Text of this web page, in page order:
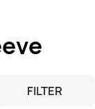
FILTER